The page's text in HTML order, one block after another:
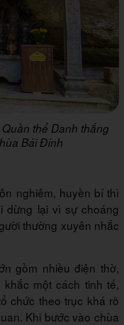
thể Danh thắng
Bái Đính
nghiêm, huyền bí thì
dừng lại vì sự choáng
thường xuyên nhắc
gồm nhiều điện thờ,
một cách tinh tế,
chức theo trục khá rõ
Khi bước vào chùa